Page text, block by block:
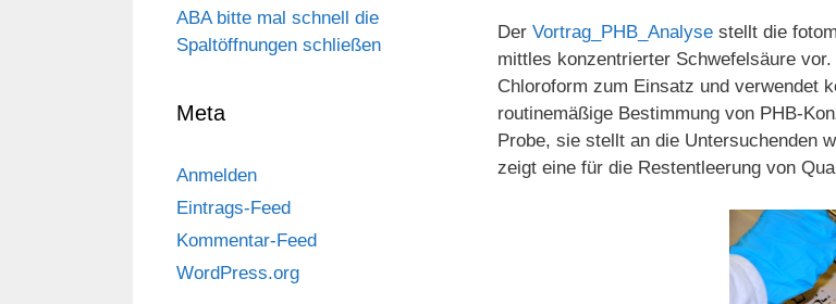
Der Vortrag_PHB_Analyse stellt die
mittles konzentrierter Schwefelsäure
Chloroform zum Einsatz und verwendet
routinemäßige Bestimmung von PHB-
Probe, sie stellt an die Untersuchenden
zeigt eine für die Restentleerung von
ABA bitte mal schnell die
Spaltöffnungen schließen
Meta
Anmelden
Eintrags-Feed
Kommentar-Feed
WordPress.org